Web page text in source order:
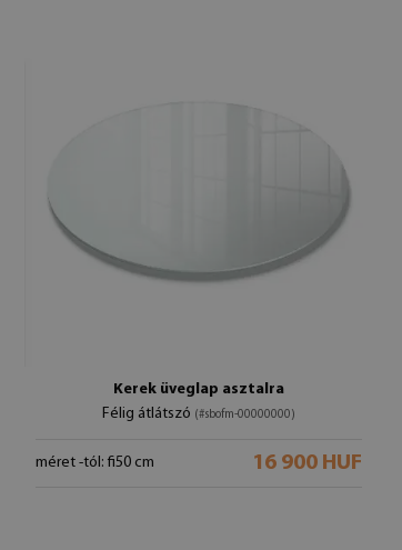
Kerek üveglap asztalra
Félig átlátszó (#sbofm-00000000)
méret -tól: fi50 cm 16 900 HUF